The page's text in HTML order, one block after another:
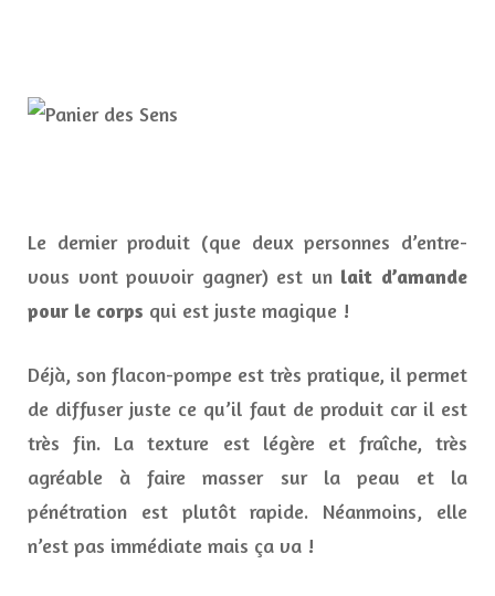
Le dernier produit (que deux personnes d’entre-
vous vont pouvoir gagner) est un lait d’amande
pour le corps qui est juste magique !
Déjà, son flacon-pompe est très pratique, il permet
de diffuser juste ce qu’il faut de produit car il est
très fin. La texture est légère et fraîche, très
agréable à faire masser sur la peau et la
pénétration est plutôt rapide. Néanmoins, elle
n’est pas immédiate mais ça va !